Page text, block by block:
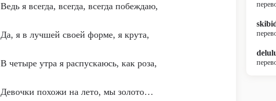
Ведь я всегда, всегда, всегда побеждаю,
Да, я в лучшей своей форме, я крута,
В четыре утра я распускаюсь, как роза,
Девочки похожи на лето, мы золото…